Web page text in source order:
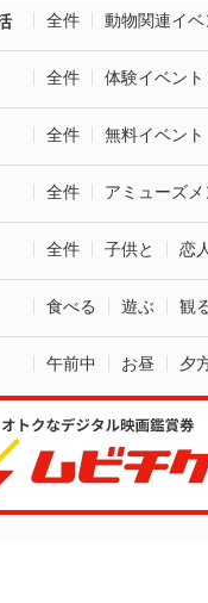
全件 動物関連イベ
全件 体験イベント
全件 無料イベント
全件 アミューズ
全件 子供と 恋
食べる 遊ぶ 観
午前中 お昼 夕